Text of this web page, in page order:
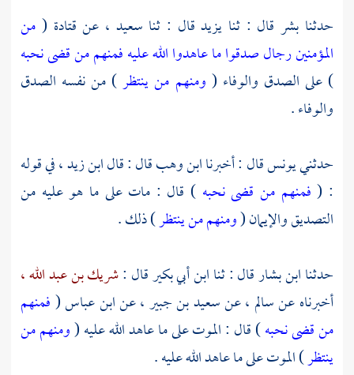
حدثنا بشر قال : ثنا يزيد قال : ثنا سعيد ، عن قتادة ( من
المؤمنين رجال صدقوا ما عاهدوا الله عليه فمنهم من قضى نحبه
) على الصدق والوفاء ( ومنهم من ينتظر) من نفسه الصدق
والوفاء .
حدثنييونسقال : أخبرناابن وهبقال : قالابن زيد ،في قوله
: ( فمنهم من قضى نحبه ) قال : مات على ما هو عليه من
التصديق والإيمان (ومنهم من ينتظر) ذلك .
حدثناابن بشارقال : ثناابن أبي بكيرقال :شريك بن عبد الله ،
أخبرناه عنسالم ،عنسعيد بن جبير ،عنابن عباس(فمنهم
من قضى نحبه) قال : الموت على ما عاهد الله عليه (ومنهم من
ينتظر) الموت على ما عاهد الله عليه .